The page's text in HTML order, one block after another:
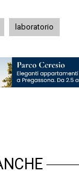
laboratorio